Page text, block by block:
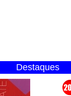
Destaques